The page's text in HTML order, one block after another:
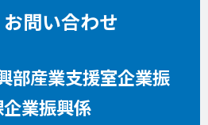
お問い合わせ
部産業支援室企業振
業振興係